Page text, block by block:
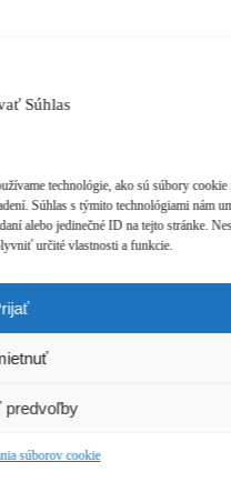
Súhlas
technológie, ako sú súbory cookie
Súhlas s týmito technológiami nám
alebo jedinečné ID na tejto stránke.
určité vlastnosti a funkcie.
predvoľby
súborov cookie